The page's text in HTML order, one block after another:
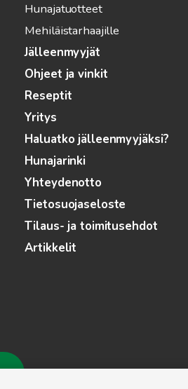
Hunajatuotteet
Mehiläistarhaajille
Jälleenmyyjät
Ohjeet ja vinkit
Reseptit
Yritys
Haluatko jälleenmyyjäksi?
Hunajarinki
Yhteydenotto
Tietosuojaseloste
Tilaus- ja toimitusehdot
Artikkelit